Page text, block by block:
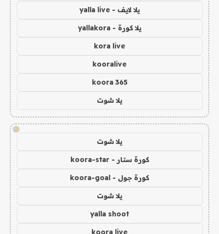
يلا لايف - yalla live
يلا كورة - yallakora
kora live
kooralive
koora 365
يلا شوت
!
يلا شوت
كورة ستار - koora-star
كورة جول - koora-goal
يلا شوت
yalla shoot
koora live